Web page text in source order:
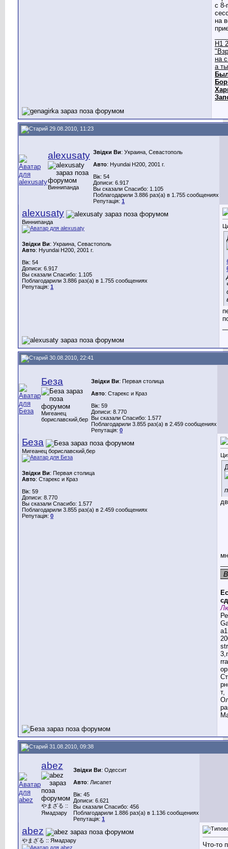
с 8-
на
Н1
на
а
29.08.2010, 11:23
alexusaty
Виннипанда
Звідки Ви: Украина, Севастополь
Авто: Hyundai H200, 2001 г.
Вік: 54
Дописи: 6.917
Вы сказали Спасибо: 1.105
Поблагодарили 3.886 раз(а) в 1.755 сообщениях
Репутація: 1
alexusaty
Виннипанда
Звідки Ви: Украина, Севастополь
Авто: Hyundai H200, 2001 г.
Вік: 54
Дописи: 6.917
Вы сказали Спасибо: 1.105
Поблагодарили 3.886 раз(а) в 1.755 сообщениях
Репутація: 1
30.08.2010, 22:41
Беза
Мигеанец
бориславский,бер
Звідки Ви: Первая столица
Авто: Старекс и Краз
Вік: 59
Дописи: 8.770
Вы сказали Спасибо: 1.577
Поблагодарили 3.855 раз(а) в 2.459 сообщениях
Репутація: 0
Беза
Мигеанец бориславский,бер
Звідки Ви: Первая столица
Авто: Старекс и Краз
Вік: 59
Дописи: 8.770
Вы сказали Спасибо: 1.577
Поблагодарили 3.855 раз(а) в 2.459 сообщениях
Репутація: 0
т,
31.08.2010, 09:38
abez
やまざる ::
Ямадзару
Звідки Ви: Одессит
Авто: Лисапет
Вік: 45
Дописи: 6.621
Вы сказали Спасибо: 456
Поблагодарили 1.886 раз(а) в 1.136 сообщениях
Репутація: 1
abez
やまざる :: Ямадзару
Что-то